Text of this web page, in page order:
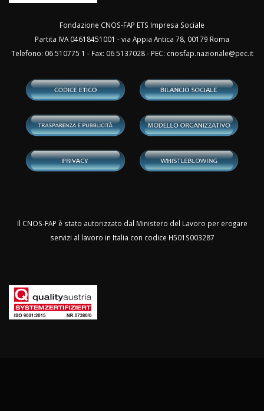
Fondazione CNOS-FAP ETS Impresa Sociale
Partita IVA 04618451001 - via Appia Antica 78, 00179 Roma
Telefono: 06 510775 1 - Fax: 06 5137028 - PEC: cnosfap.nazionale@pec.it
Il CNOS-FAP è stato autorizzato dal Ministero del Lavoro per erogare
servizi al lavoro in Italia con codice H501S003287